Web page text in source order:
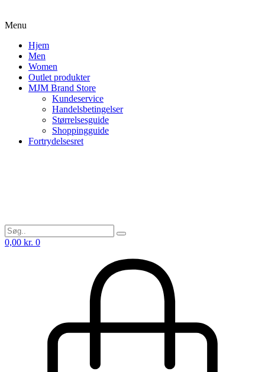
Menu
Hjem
Men
Women
Outlet produkter
MJM Brand Store
Kundeservice
Handelsbetingelser
Størrelsesguide
Shoppingguide
Fortrydelsesret
0,00 kr. 0